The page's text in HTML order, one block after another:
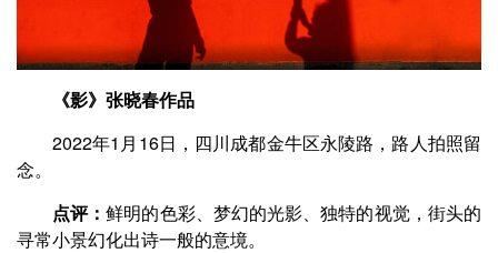
《影》张晓春作品
2022年1月16日，四川成都金牛区永陵路，路人拍照留
念。
点评：鲜明的色彩、梦幻的光影、独特的视觉，街头的
寻常小景幻化出诗一般的意境。